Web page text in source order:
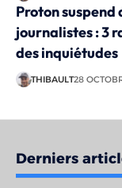
Proton suspend
journalistes : 3
des inquiétudes
THIBAULT28
Derniers